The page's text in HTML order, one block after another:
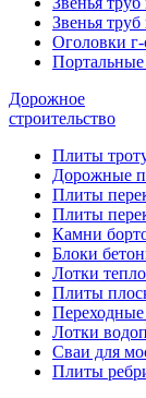
Звенья
Оголовки
Портальные
Дорожное
строительство
Плиты
Дорожные
Плиты
Плиты
Камни
Блоки
Лотки
Плиты
Лотки
Сваи для
Плиты